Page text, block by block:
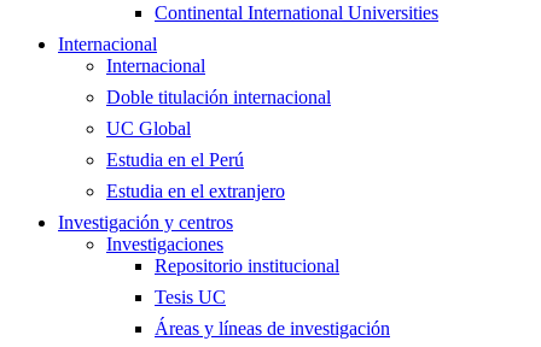
Continental International Universities
Internacional
Internacional
Doble titulación internacional
UC Global
Estudia en el Perú
Estudia en el extranjero
Investigación y centros
Investigaciones
Repositorio institucional
Tesis UC
Áreas y líneas de investigación